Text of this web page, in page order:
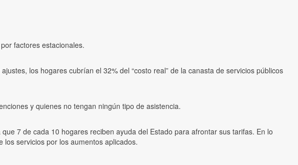
factores estacionales.
los hogares cubrían el 32% del “costo real” de la canasta de servicios públicos
y quienes no tengan ningún tipo de asistencia.
7 de cada 10 hogares reciben ayuda del Estado para afrontar sus tarifas. En lo
servicios por los aumentos aplicados.